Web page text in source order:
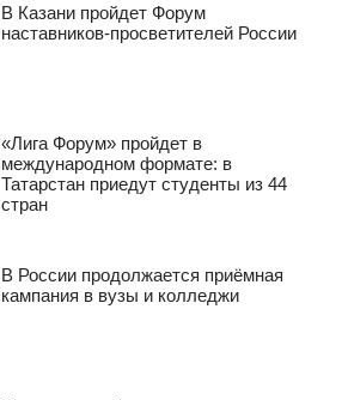
В Казани пройдет Форум
наставников-просветителей России
«Лига Форум» пройдет в
международном формате: в
Татарстан приедут студенты из 44
стран
В России продолжается приёмная
кампания в вузы и колледжи